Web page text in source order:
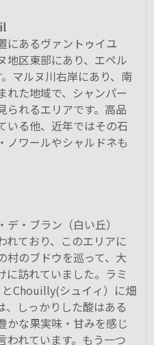
にあるヴァントゥイユ
地区東部にあり、エペル
マルヌ川右岸にあり、南
れた地域で、シャンパー
られるエリアです。高品
いる他、近年ではその石
ノワールやシャルドネも
・ブラン（白い丘）
れており、このエリアに
村のブドウを巡って、大
に訪れていました。ラミ
Chouilly(シュイィ）に畑
、しっかりした酸はある
かな果実味・甘みを感じ
われています。もう一つ